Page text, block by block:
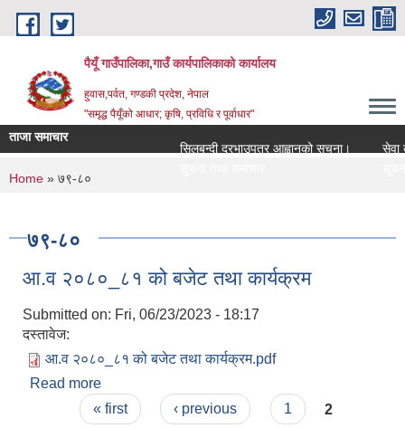
Skip to main content
पैयूँ गाउँपालिका,गाउँ कार्यपालिकाको कार्यालय
हुवास,पर्वत, गण्डकी प्रदेश, नेपाल
"समृद्ध पैयूँको आधार; कृषि, प्रविधि र पूर्वाधार"
ताजा समाचार
सिलबन्दी दरभाउपत्र आह्वानको सूचना।
सेवा
You are here
Home » ७९-८०
७९-८०
आ.व २०८०_८१ को बजेट तथा कार्यक्रम
Submitted on: Fri, 06/23/2023 - 18:17
दस्तावेज:
आ.व २०८०_८१ को बजेट तथा कार्यक्रम.pdf
Read more
Pages« first ‹ previous 1 2